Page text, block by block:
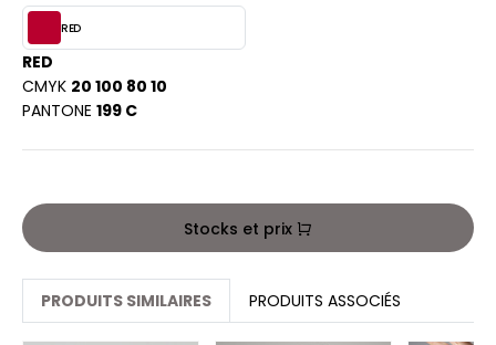
PROFESSIONNELLE
- BLOUSON
T'S
SERIE
RED
RED
CMYK 20 100 80 10
PANTONE 199 C
Stocks et prix
PRODUITS SIMILAIRES PRODUITS ASSOCIÉS